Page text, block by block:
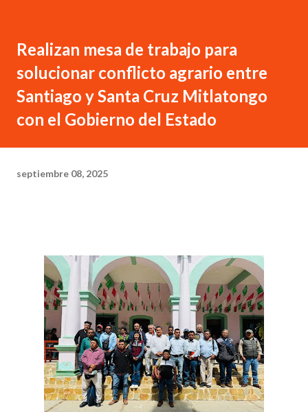
Realizan mesa de trabajo para
solucionar conflicto agrario entre
Santiago y Santa Cruz Mitlatongo
con el Gobierno del Estado
septiembre 08, 2025